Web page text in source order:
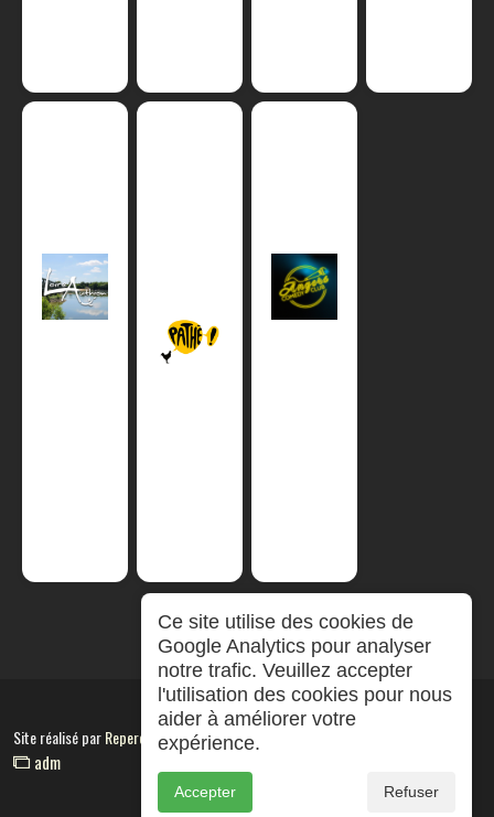
Site réalisé parRepereCom
adm
Ce site utilise des cookies de
Google Analytics pour analyser
notre trafic. Veuillez accepter
l'utilisation des cookies pour nous
aider à améliorer votre
expérience.
Accepter Refuser